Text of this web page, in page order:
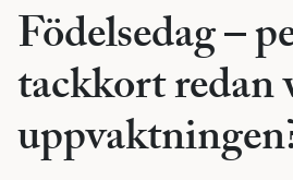
Födelsedag –
tackkort redan